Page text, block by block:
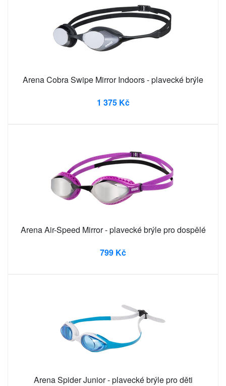
Arena Cobra Swipe Mirror Indoors - plavecké brýle
1 375 Kč
Arena Air-Speed Mirror - plavecké brýle pro dospělé
799 Kč
Arena Spider Junior - plavecké brýle pro děti